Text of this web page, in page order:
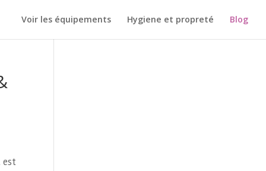
Voir les équipements Hygiene et propreté Blog
est